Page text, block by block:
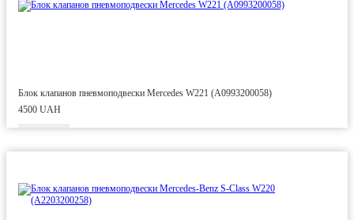
Блок клапанов пневмоподвески Mercedes W221 (A0993200058)
4500 UAH